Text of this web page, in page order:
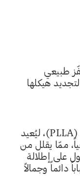
طبيعي
هيكلها
يعتمد على حمض البولي-إل-لاكتيك (PLLA)، ليُعيد
ممّا يقلل من
على إطلالة
دائماً وجمالاً